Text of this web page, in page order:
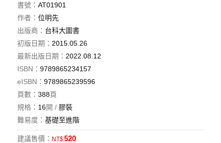
書號： AT01901
作者： 位明先
出版商： 台科大圖書
初版日期： 2015.05.26
最新出版日期： 2022.08.12
ISBN： 9789865234157
eISBN： 9789865239596
頁數： 388頁
規格： 16開 / 膠裝
難易度： 基礎至進階
建議售價： NT$520